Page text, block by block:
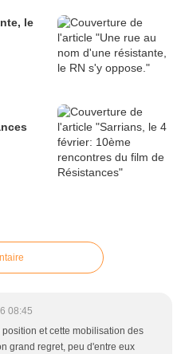
le
08:45
et cette mobilisation des
grand regret, peu d'entre eux